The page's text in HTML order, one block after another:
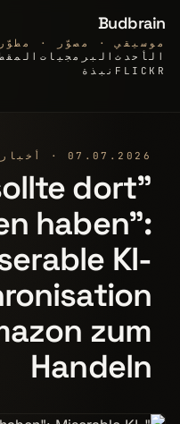
Budbrain
موسيقي · مصوّر · مطوّر
الأحدثالبرمجيات
FLICKR نبذة
07.07.2026 · أخبار
dort
haben":
KI-
zum
Handeln